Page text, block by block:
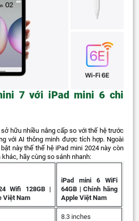
7 với iPad mini 6 chi
hữu nhiều nâng cấp so với thế hệ trước
với AI thông minh được tích hợp. Ngoài
này thế thế hệ iPad mini 2024 này còn
hãy cùng so sánh nhanh:
Wifi 128GB |
Việt Nam
iPad mini 6 WiFi
64GB | Chính hãng
Apple Việt Nam
8.3 inches